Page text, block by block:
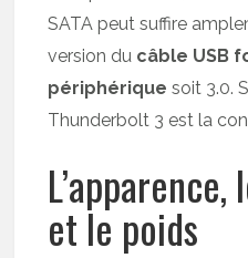
SATA peut suffire
version du câble USB
périphérique soit 3.0.
Thunderbolt 3 est la
et le poids